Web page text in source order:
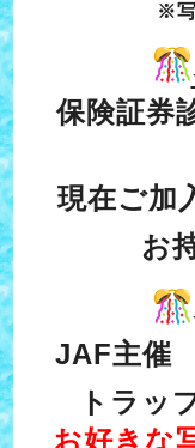
※写
保険証券
現在ご加
お
JAF主催
トラッ
お好きな